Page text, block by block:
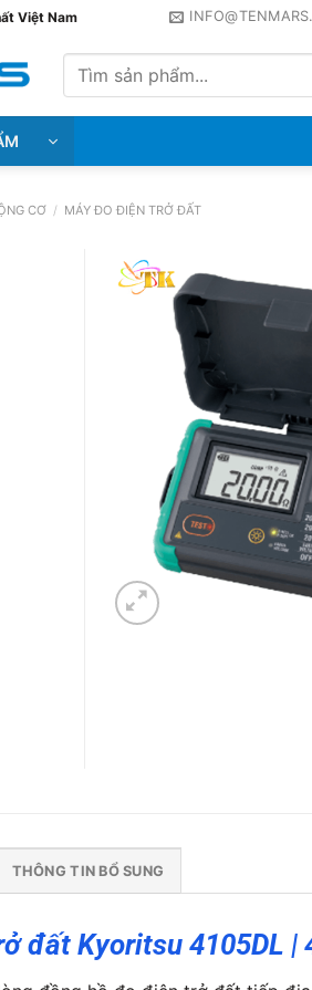
Việt Nam
kiếm:
CƠ / MÁY ĐO ĐIỆN TRỞ ĐẤT
THÔNG TIN BỔ SUNG
đất Kyoritsu 4105DL |